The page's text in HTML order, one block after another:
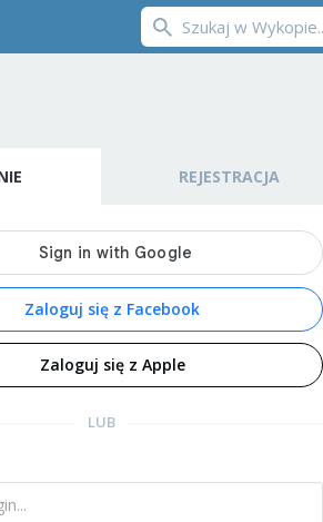
REJESTRACJA
Zaloguj się z Facebook
Zaloguj się z Apple
LUB